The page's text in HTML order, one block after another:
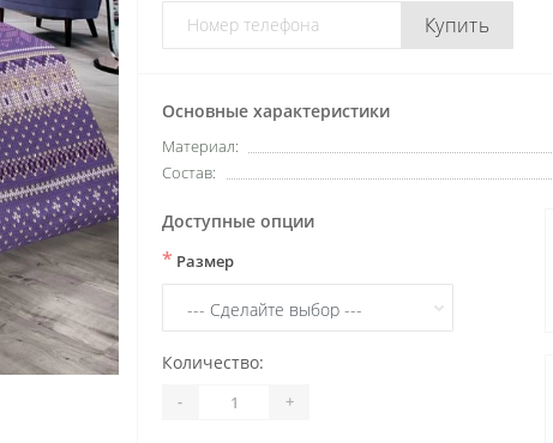
Купить
Основные характеристики
Материал:
Состав:
Доступные опции
* Размер
Количество:
- +